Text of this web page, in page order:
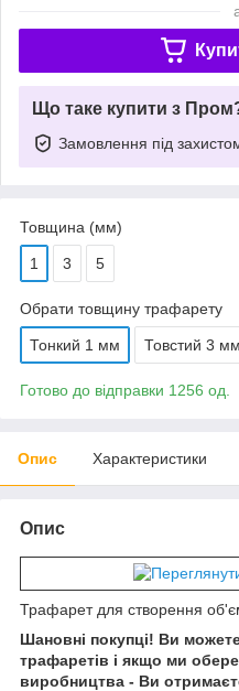
Що таке купити з
Замовлення під
Товщина (мм)
1 3 5
Обрати товщину трафарету
Тонкий 1 мм Товстий 3 мм
Готово до відправки 1256 од.
Опис Характеристики
Опис
Трафарет для створення
Шановні покупці! Ви
трафаретів і якщо ми
виробництва - Ви